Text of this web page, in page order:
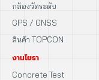
กล้องวัดระดับ
GPS / GNSS
สินค้า TOPCON
งานโยธา
Concrete Test